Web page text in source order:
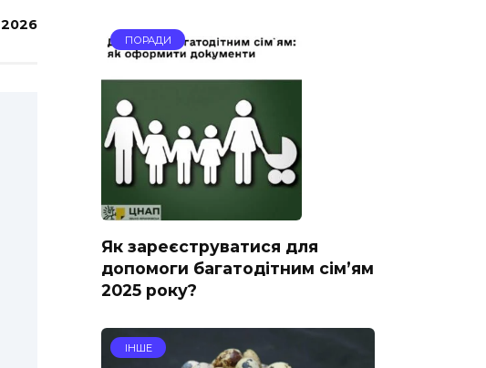
ПОРАДИ
Як зареєструватися для
допомоги багатодітним сім’ям
2025 року?
ІНШЕ